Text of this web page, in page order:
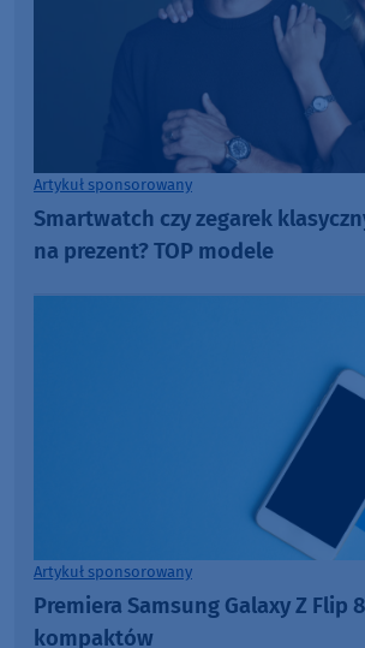
Artykuł sponsorowany
Smartwatch czy zegarek
na prezent? TOP modele
Artykuł sponsorowany
Premiera Samsung Galaxy Z Flip
kompaktów